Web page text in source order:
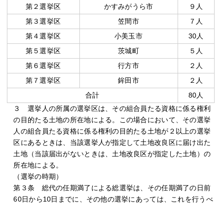
第２選挙区
かすみがうら市
９人
第３選挙区
笠間市
７人
第４選挙区
小美玉市
30人
第５選挙区
茨城町
５人
第６選挙区
行方市
２人
第７選挙区
鉾田市
２人
合計
80人
３ 選挙人の所属の選挙区は、その組合員たる資格に係る権利
の目的たる土地の所在地による。この場合において、その選挙
人の組合員たる資格に係る権利の目的たる土地が２以上の選挙
区にあるときは、当該選挙人が指定して土地改良区に届け出た
土地（当該届出がないときは、土地改良区が指定した土地）の
所在地による。
（選挙の時期）
第３条 総代の任期満了による総選挙は、その任期満了の日前
60日から10日までに、その他の選挙にあっては、これを行うべ